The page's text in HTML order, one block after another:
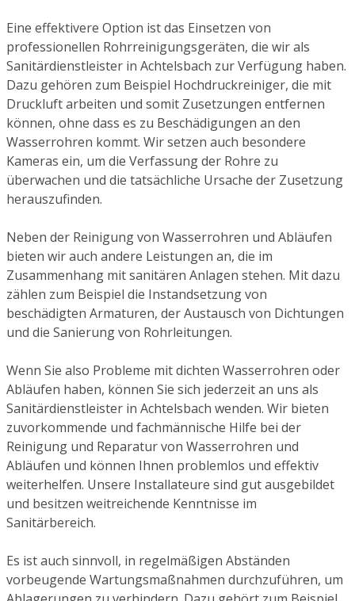
Eine effektivere Option ist das Einsetzen von
professionellen Rohrreinigungsgeräten, die wir als
Sanitärdienstleister in Achtelsbach zur Verfügung haben.
Dazu gehören zum Beispiel Hochdruckreiniger, die mit
Druckluft arbeiten und somit Zusetzungen entfernen
können, ohne dass es zu Beschädigungen an den
Wasserrohren kommt. Wir setzen auch besondere
Kameras ein, um die Verfassung der Rohre zu
überwachen und die tatsächliche Ursache der Zusetzung
herauszufinden.
Neben der Reinigung von Wasserrohren und Abläufen
bieten wir auch andere Leistungen an, die im
Zusammenhang mit sanitären Anlagen stehen. Mit dazu
zählen zum Beispiel die Instandsetzung von
beschädigten Armaturen, der Austausch von Dichtungen
und die Sanierung von Rohrleitungen.
Wenn Sie also Probleme mit dichten Wasserrohren oder
Abläufen haben, können Sie sich jederzeit an uns als
Sanitärdienstleister in Achtelsbach wenden. Wir bieten
zuvorkommende und fachmännische Hilfe bei der
Reinigung und Reparatur von Wasserrohren und
Abläufen und können Ihnen problemlos und effektiv
weiterhelfen. Unsere Installateure sind gut ausgebildet
und besitzen weitreichende Kenntnisse im
Sanitärbereich.
Es ist auch sinnvoll, in regelmäßigen Abständen
vorbeugende Wartungsmaßnahmen durchzuführen, um